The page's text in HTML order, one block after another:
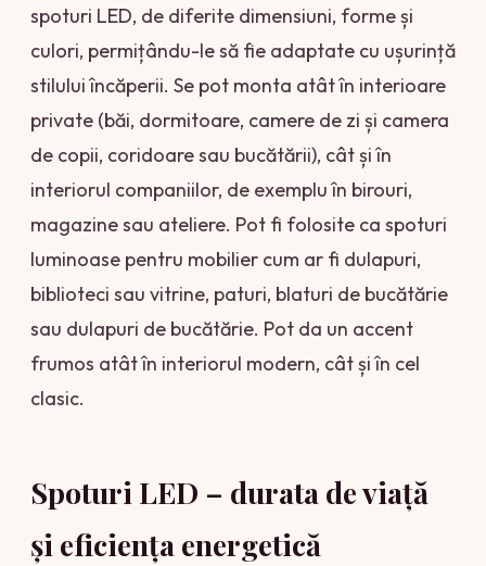
spoturi LED, de diferite dimensiuni, forme și
culori, permițându-le să fie adaptate cu ușurință
stilului încăperii. Se pot monta atât în ​​interioare
private (băi, dormitoare, camere de zi și camera
de copii, coridoare sau bucătării), cât și în
interiorul companiilor, de exemplu în birouri,
magazine sau ateliere. Pot fi folosite ca spoturi
luminoase pentru mobilier cum ar fi dulapuri,
biblioteci sau vitrine, paturi, blaturi de bucătărie
sau dulapuri de bucătărie. Pot da un accent
frumos atât în interiorul modern, cât și în cel
clasic.
Spoturi LED – durata de viață
și eficiența energetică